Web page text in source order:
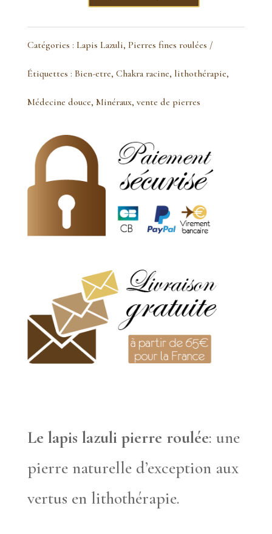
Lapis
Lazuli
pierre
Catégories : Lapis Lazuli, Pierres fines roulées
Étiquettes : Bien-etre, Chakra racine, lithothérapie,
Médecine douce, Minéraux, vente de pierres
Le lapis lazuli pierre roulée: une
pierre naturelle d’exception aux
vertus en lithothérapie.